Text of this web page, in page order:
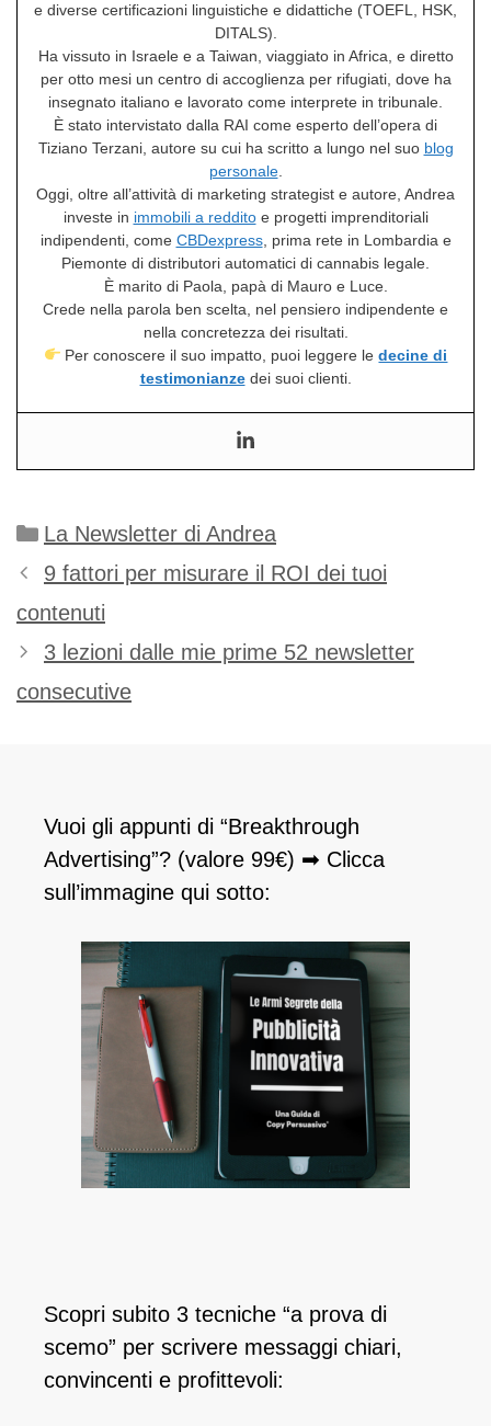
e diverse certificazioni linguistiche e didattiche (TOEFL, HSK,
DITALS).
Ha vissuto in Israele e a Taiwan, viaggiato in Africa, e diretto
per otto mesi un centro di accoglienza per rifugiati, dove ha
insegnato italiano e lavorato come interprete in tribunale.
È stato intervistato dalla RAI come esperto dell’opera di
Tiziano Terzani, autore su cui ha scritto a lungo nel suo blog
personale.
Oggi, oltre all’attività di marketing strategist e autore, Andrea
investe in immobili a redditoe progetti imprenditoriali
indipendenti, come CBDexpress, prima rete in Lombardia e
Piemonte di distributori automatici di cannabis legale.
È marito di Paola, papà di Mauro e Luce.
Crede nella parola ben scelta, nel pensiero indipendente e
nella concretezza dei risultati.
Per conoscere il suo impatto, puoi leggere ledecine di
testimonianzedei suoi clienti.
Categorie
La Newsletter di Andrea
9 fattori per misurare il ROI dei tuoi
contenuti
3 lezioni dalle mie prime 52 newsletter
consecutive
Vuoi gli appunti di “Breakthrough
Advertising”? (valore 99€) ➡ Clicca
sull’immagine qui sotto:
Scopri subito 3 tecniche “a prova di
scemo” per scrivere messaggi chiari,
convincenti e profittevoli: